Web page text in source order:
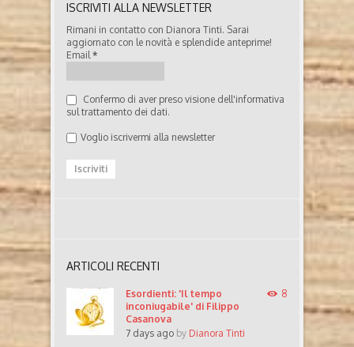
ISCRIVITI ALLA NEWSLETTER
Rimani in contatto con Dianora Tinti. Sarai
aggiornato con le novità e splendide anteprime!
Email*
Confermo di aver preso visione dell'informativa
sul trattamento dei dati.
Voglio iscrivermi alla newsletter
ARTICOLI RECENTI
Esordienti: 'Il tempo
inconiugabile' di Filippo
Casanova
7 days ago by Dianora Tinti
8